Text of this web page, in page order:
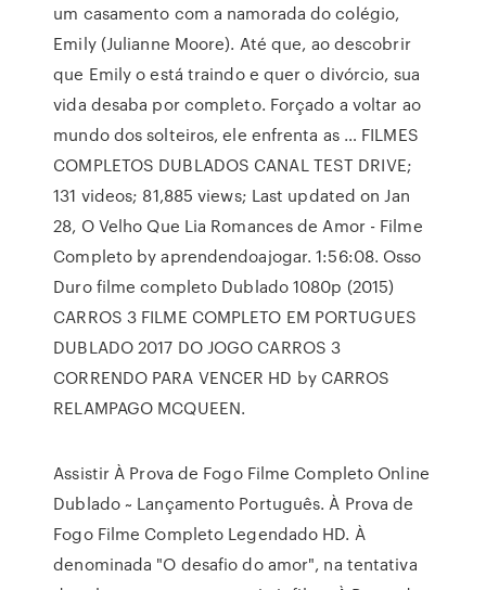
um casamento com a namorada do colégio,
Emily (Julianne Moore). Até que, ao descobrir
que Emily o está traindo e quer o divórcio, sua
vida desaba por completo. Forçado a voltar ao
mundo dos solteiros, ele enfrenta as … FILMES
COMPLETOS DUBLADOS CANAL TEST DRIVE;
131 videos; 81,885 views; Last updated on Jan
28, O Velho Que Lia Romances de Amor - Filme
Completo by aprendendoajogar. 1:56:08. Osso
Duro filme completo Dublado 1080p (2015)
CARROS 3 FILME COMPLETO EM PORTUGUES
DUBLADO 2017 DO JOGO CARROS 3
CORRENDO PARA VENCER HD by CARROS
RELAMPAGO MCQUEEN.
Assistir À Prova de Fogo Filme Completo Online
Dublado ~ Lançamento Português. À Prova de
Fogo Filme Completo Legendado HD. À
denominada "O desafio do amor", na tentativa